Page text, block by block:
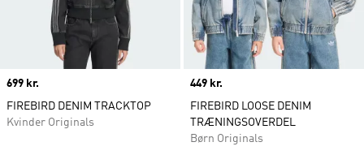
Price
699 kr.
FIREBIRD DENIM TRACKTOP
Kvinder Originals
Price
449 kr.
FIREBIRD LOOSE DENIM
TRÆNINGSOVERDEL
Børn Originals